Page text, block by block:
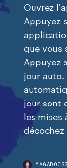
Ouvrez
Appuyez
que vous
Appuyez
jour
jour sont
les mises
décochez